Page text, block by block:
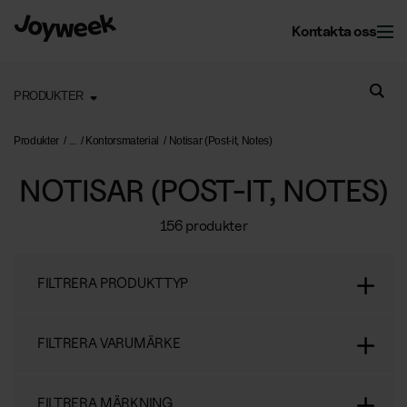
Kontakta oss
Kontorsservice
Kontorsväxter
Fastighet
Vinterunderhåll
PRODUKTER
Produkter Kontorsmaterial Notisar (Post-it, Notes)
NOTISAR (POST-IT, NOTES)
156 produkter
FILTRERA PRODUKTTYP
FILTRERA VARUMÄRKE
FILTRERA MÄRKNING